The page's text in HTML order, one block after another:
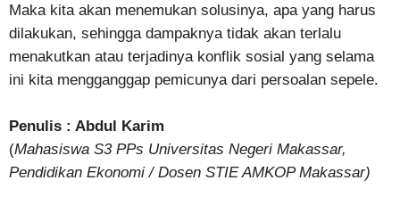
Maka kita akan menemukan solusinya, apa yang harus
dilakukan, sehingga dampaknya tidak akan terlalu
menakutkan atau terjadinya konflik sosial yang selama
ini kita mengganggap pemicunya dari persoalan sepele.
Penulis : Abdul Karim
(Mahasiswa S3 PPs Universitas Negeri Makassar,
Pendidikan Ekonomi / Dosen STIE AMKOP Makassar)